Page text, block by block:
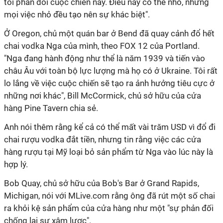
tôi phản đối cuộc chiến này. Điều này có thể nhỏ, nhưng
mọi việc nhỏ đều tạo nên sự khác biệt".
Ở Oregon, chủ một quán bar ở Bend đã quay cảnh đổ hết
chai vodka Nga của mình, theo FOX 12 của Portland.
"Nga đang hành động như thể là năm 1939 và tiến vào
châu Âu với toàn bộ lực lượng mà họ có ở Ukraine. Tôi rất
lo lắng về việc cuộc chiến sẽ tạo ra ảnh hưởng tiêu cực ở
những nơi khác", Bill McCormick, chủ sở hữu của cửa
hàng Pine Tavern chia sẻ.
Anh nói thêm rằng kể cả có thể mất vài trăm USD vì đổ đi
chai rượu vodka đắt tiền, nhưng tin rằng việc các cửa
hàng rượu tại Mỹ loại bỏ sản phẩm từ Nga vào lúc này là
hợp lý.
Bob Quay, chủ sở hữu của Bob's Bar ở Grand Rapids,
Michigan, nói với MLive.com rằng ông đã rút một số chai
ra khỏi kệ sản phẩm của cửa hàng như một "sự phản đối
chống lại sự xâm lược".